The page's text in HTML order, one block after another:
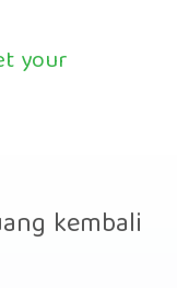
your
kembali